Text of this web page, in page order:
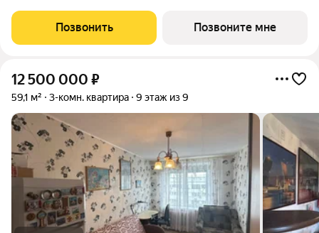
Премиальный дом «Акватория», возводимый на Выборгской
набережной у Кантемировского моста
Позвонить Позвоните мне
12 500 000 ₽
59,1 м² 3-комн. квартира 9 этаж из 9